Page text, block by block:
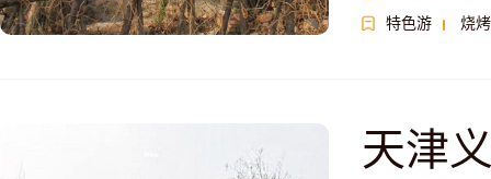
特色游
烧烤
天津